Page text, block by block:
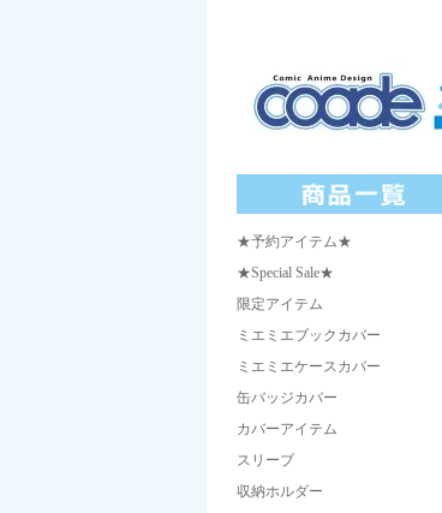
★予約アイテム★
★Special Sale★
限定アイテム
ミエミエブックカバー
ミエミエケースカバー
缶バッジカバー
カバーアイテム
スリーブ
収納ホルダー